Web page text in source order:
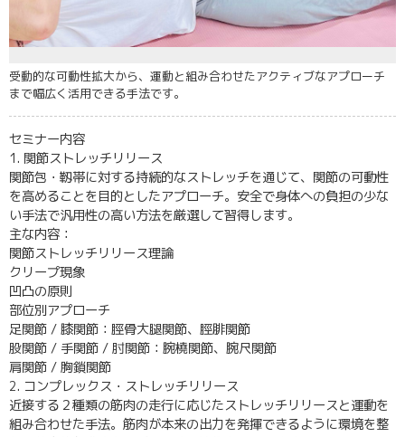
受動的な可動性拡大から、運動と組み合わせたアクティブなアプローチ
まで幅広く活用できる手法です。
セミナー内容
1. 関節ストレッチリリース
関節包・靱帯に対する持続的なストレッチを通じて、関節の可動性
を高めることを目的としたアプローチ。安全で身体への負担の少な
い手法で汎用性の高い方法を厳選して習得します。
主な内容：
関節ストレッチリリース理論
クリープ現象
凹凸の原則
部位別アプローチ
足関節 / 膝関節：脛骨大腿関節、脛腓関節
股関節 / 手関節 / 肘関節：腕橈関節、腕尺関節
肩関節 / 胸鎖関節
2. コンプレックス・ストレッチリリース
近接する２種類の筋肉の走行に応じたストレッチリリースと運動を
組み合わせた手法。筋肉が本来の出力を発揮できるように環境を整